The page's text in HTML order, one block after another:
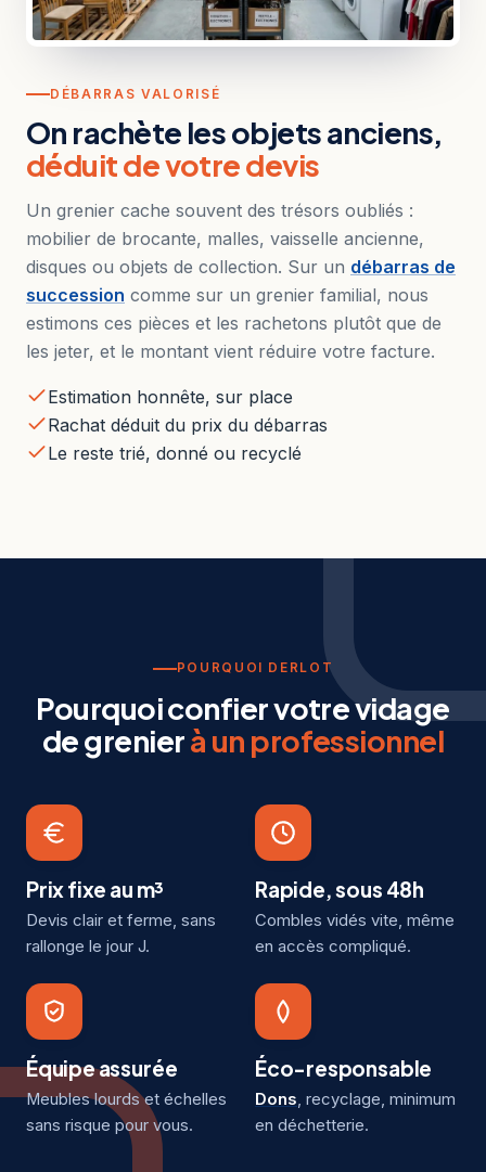
DÉBARRAS VALORISÉ
On rachète les objets anciens,
déduit de votre devis
Un grenier cache souvent des trésors oubliés :
mobilier de brocante, malles, vaisselle ancienne,
disques ou objets de collection. Sur un débarras de
succession comme sur un grenier familial, nous
estimons ces pièces et les rachetons plutôt que de
les jeter, et le montant vient réduire votre facture.
Estimation honnête, sur place
Rachat déduit du prix du débarras
Le reste trié, donné ou recyclé
POURQUOI DERLOT
Pourquoi confier votre vidage
de grenierà un professionnel
Prix fixe au m³
Devis clair et ferme, sans
rallonge le jour J.
Rapide, sous 48h
Combles vidés vite, même
en accès compliqué.
Équipe assurée
Meubles lourds et échelles
sans risque pour vous.
Éco-responsable
Dons, recyclage, minimum
en déchetterie.